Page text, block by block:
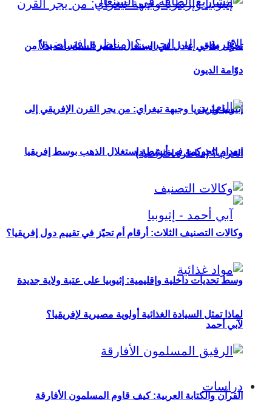
إثيوبيا وإريتريا وجبهة تيغراي: من يجر القرن الإفريقي إلى
الحرب؟ (مناظرة افتراضية)
وسط تحديات داخلية وإقليمية: إثيوبيا على عتبة ولاية جديدة
لآبي أحمد
دراسات
تحوُّل طاقي عادل في السنغال.. تغيير السياسات بدلاً من
دوّامة الديون
انعدام الحوكمة في أنشطة استغلال الذهب بوسط إفريقيا
وكالات التصنيف الثلاث: أرقام أم تحيّز في تقييم دول إفريقيا؟
لماذا تمثل السيادة الغذائية أولوية مصيرية لإفريقيا؟
القرآن والكتابة العربية: كيف قاوم المسلمون الأفارقة